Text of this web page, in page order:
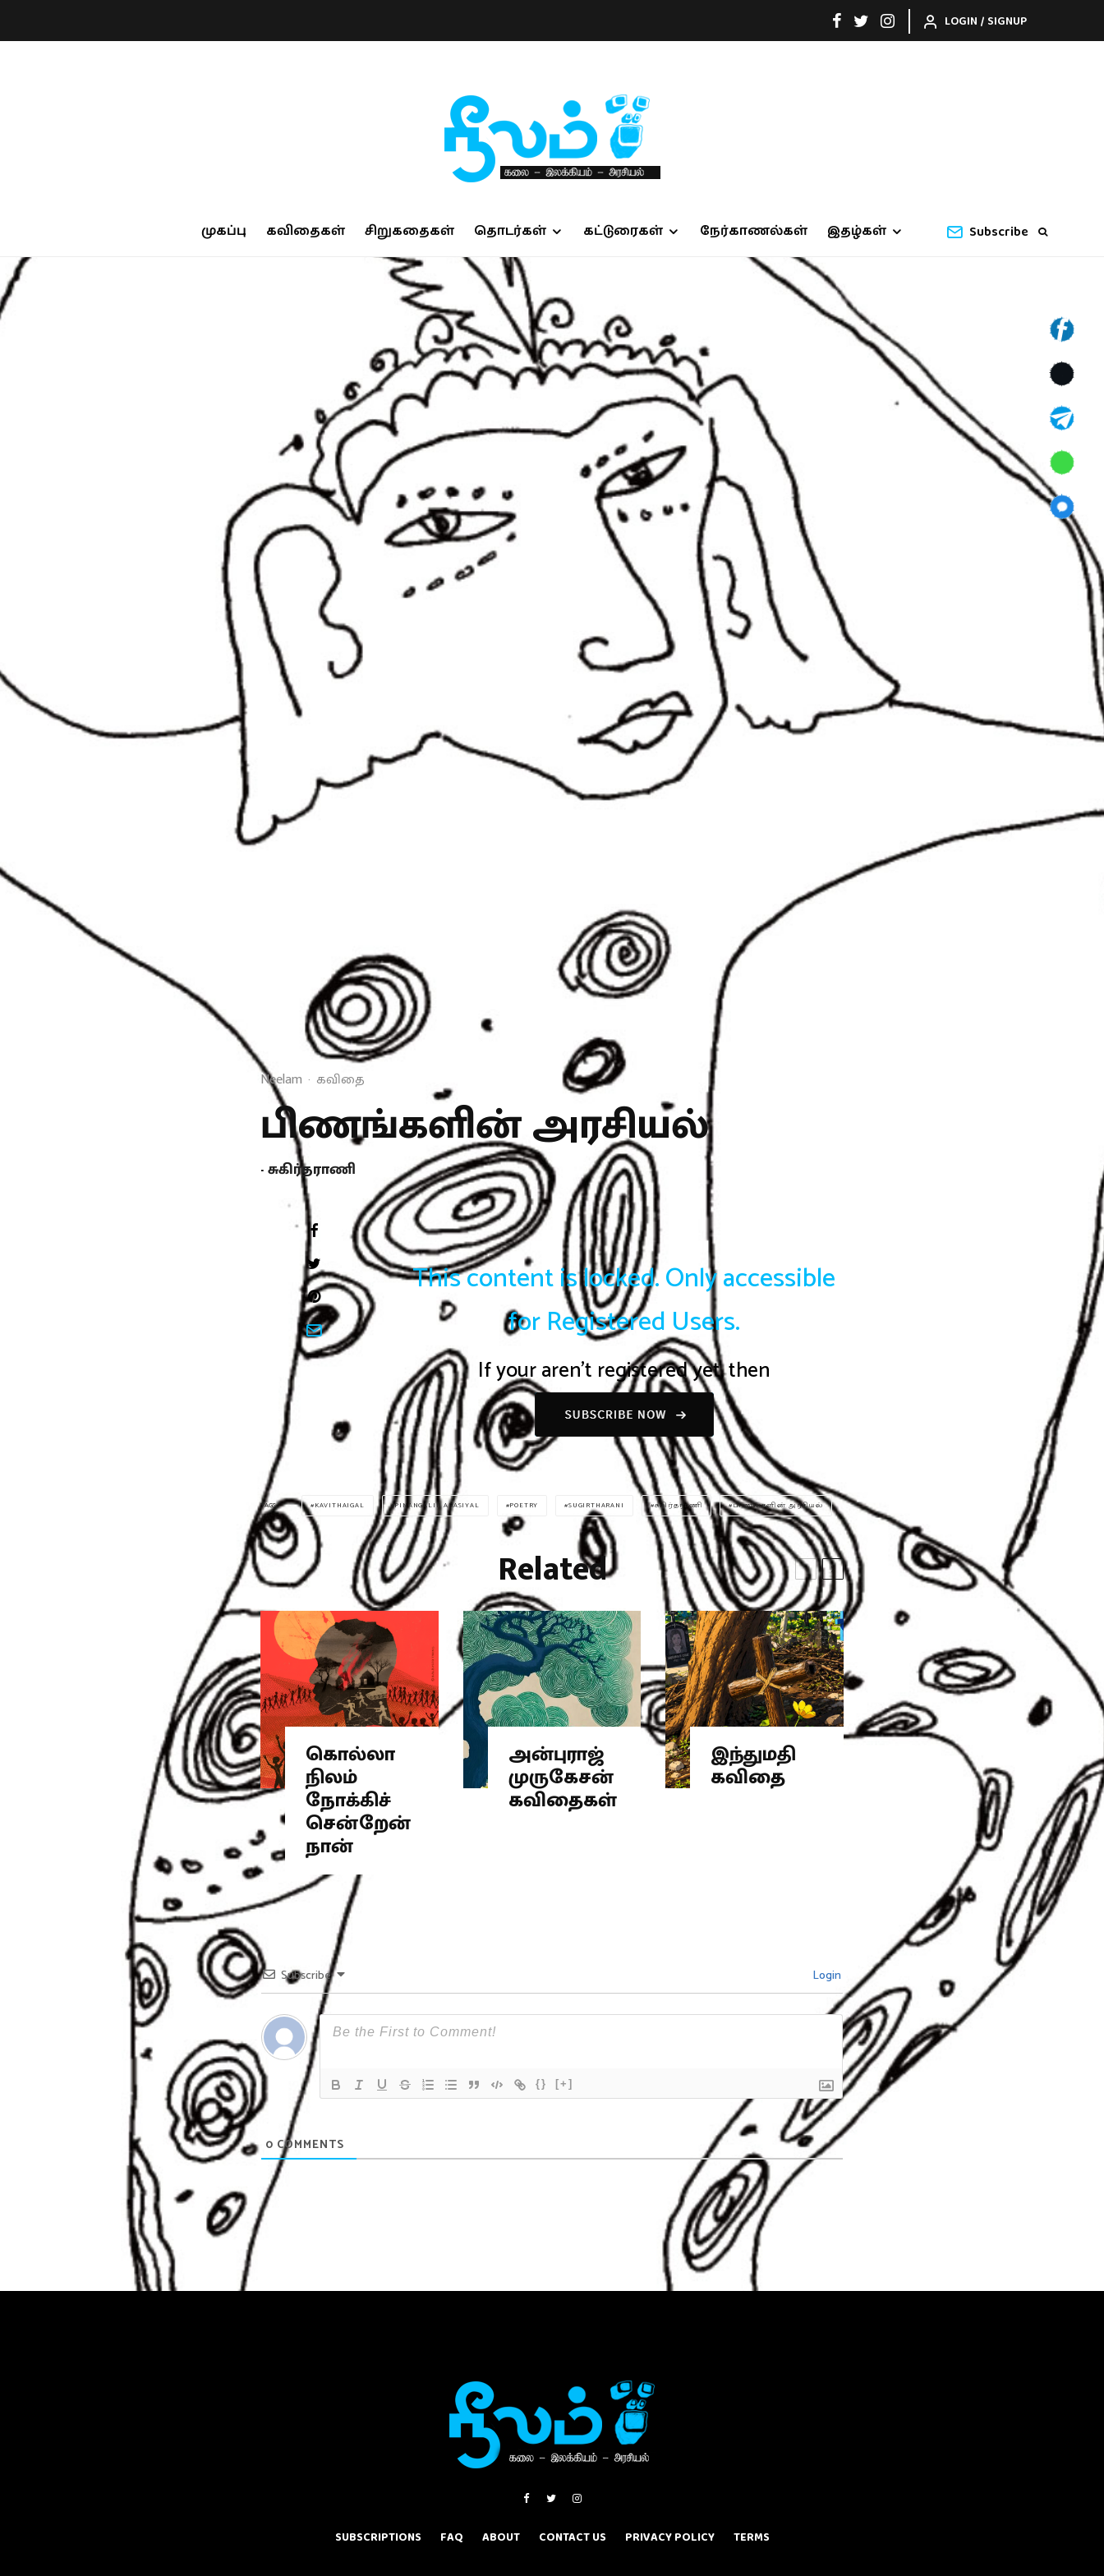
LOGIN / SIGNUP
முகப்பு கவிதைகள் சிறுகதைகள் தொடர்கள் கட்டுரைகள் நேர்காணல்கள் இதழ்கள் Subscribe
Neelam · கவிதை
பிணங்களின் அரசியல்
- சுகிர்தராணி
This content is locked. Only accessible
for Registered Users.
If your aren't registered yet, then
TAGS KAVITHAIGAL PINANGALIN ARASIYAL POETRY SUGIRTHARANI சுகிர்தராணி பிணங்களின் அரசியல்
Related
கொல்லா
நிலம்
நோக்கிச்
சென்றேன்
நான்
அன்புராஜ்
முருகேசன்
கவிதைகள்
இந்துமதி
கவிதை
Subscribe Login
{} [+]
0 COMMENTS
SUBSCRIPTIONS FAQ ABOUT CONTACT US PRIVACY POLICY TERMS